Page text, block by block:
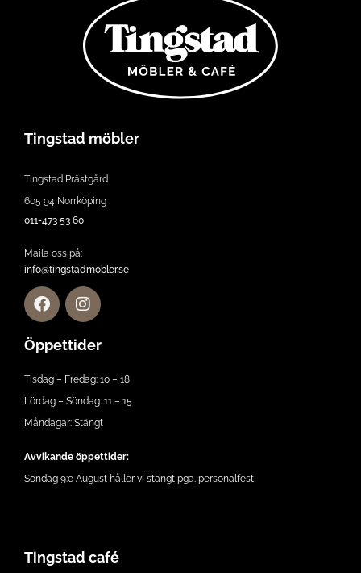
Tingstad möbler
Tingstad Prästgård
605 94 Norrköping
011-473 53 60
Maila oss på:
info@tingstadmobler.se
Öppettider
Tisdag – Fredag: 10 – 18
Lördag – Söndag: 11 – 15
Måndagar: Stängt
Avvikande öppettider:
Söndag 9:e August håller vi stängt pga. personalfest!
Tingstad café